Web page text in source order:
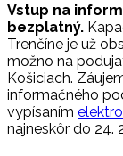
Vstup na
bezplatný.
Trenčíne je už
možno na
Košiciach.
informačného
vypísaním
najneskôr do 24.